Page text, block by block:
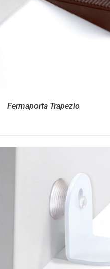
Fermaporta Trapezio
DETTAGLI
DETTAGLI